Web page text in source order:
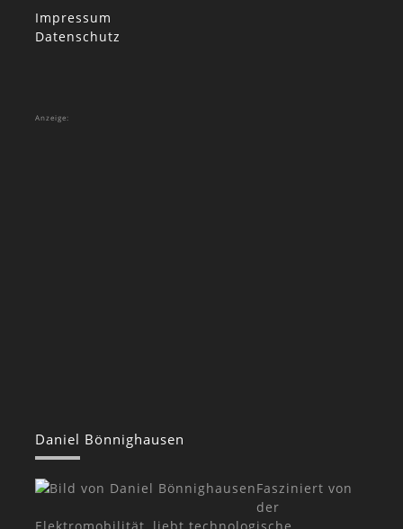
Impressum
Datenschutz
Anzeige:
Daniel Bönnighausen
Fasziniert von
der